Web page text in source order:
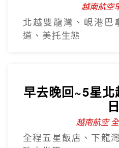
越南航空
北越雙龍灣、峴港巴
道、美托生態
早去晚回~5星
日
越南航空
全程五星飯店、下龍